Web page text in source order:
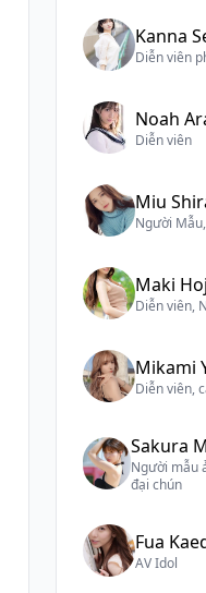
Kanna
Diễn viên
Noah
Diễn viên
Miu
Người
Maki
Diễn viên,
Mikami
Diễn viên,
Sakura
Người mẫu
đại chún
Fua
AV Idol